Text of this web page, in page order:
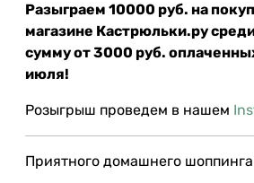
Разыграем 10000 руб. на
магазине Кастрюльки.ру
сумму от 3000 руб.
июля!⠀
Розыгрыш проведем в нашем
Приятного домашнего